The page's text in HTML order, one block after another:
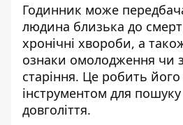
Годинник може
людина близька до
хронічні хвороби, а
ознаки омолодження чи
старіння. Це робить
інструментом для пошуку
довголіття.